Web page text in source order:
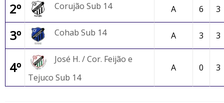
2º Corujão Sub 14 A 6 3
3º Cohab Sub 14 A 3 3
4º
José H. / Cor. Feijão e
Tejuco Sub 14
A 0 3